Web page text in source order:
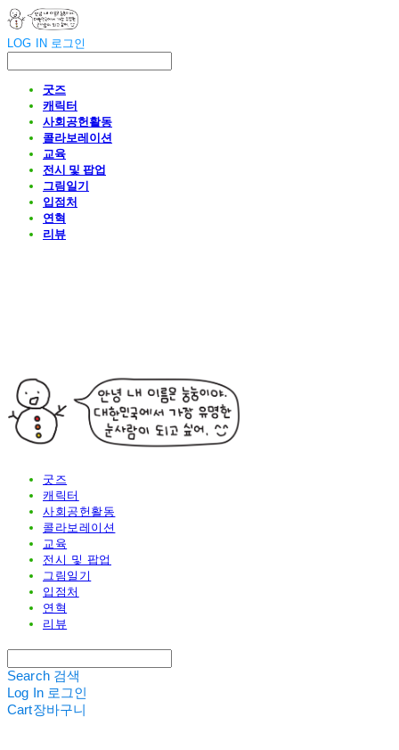
LOG IN 로그인
굿즈
캐릭터
사회공헌활동
콜라보레이션
교육
전시 및 팝업
그림일기
입점처
연혁
리뷰
굿즈
캐릭터
사회공헌활동
콜라보레이션
교육
전시 및 팝업
그림일기
입점처
연혁
리뷰
Search 검색
Log In 로그인
Cart장바구니